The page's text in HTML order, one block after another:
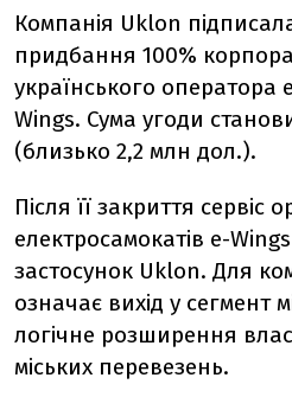
Компанія Uklon
придбання 100%
українського оператора
Wings. Сума угоди
(близько 2,2 млн дол.).
Після її закриття сервіс
електросамокатів e-
застосунок Uklon. Для
означає вихід у сегмент
логічне розширення
міських перевезень.